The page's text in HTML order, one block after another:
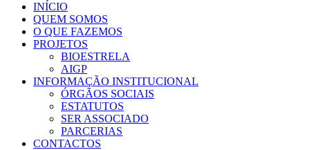
INÍCIO
QUEM SOMOS
O QUE FAZEMOS
PROJETOS
BIOESTRELA
AIGP
INFORMAÇÃO INSTITUCIONAL
ÓRGÃOS SOCIAIS
ESTATUTOS
SER ASSOCIADO
PARCERIAS
CONTACTOS